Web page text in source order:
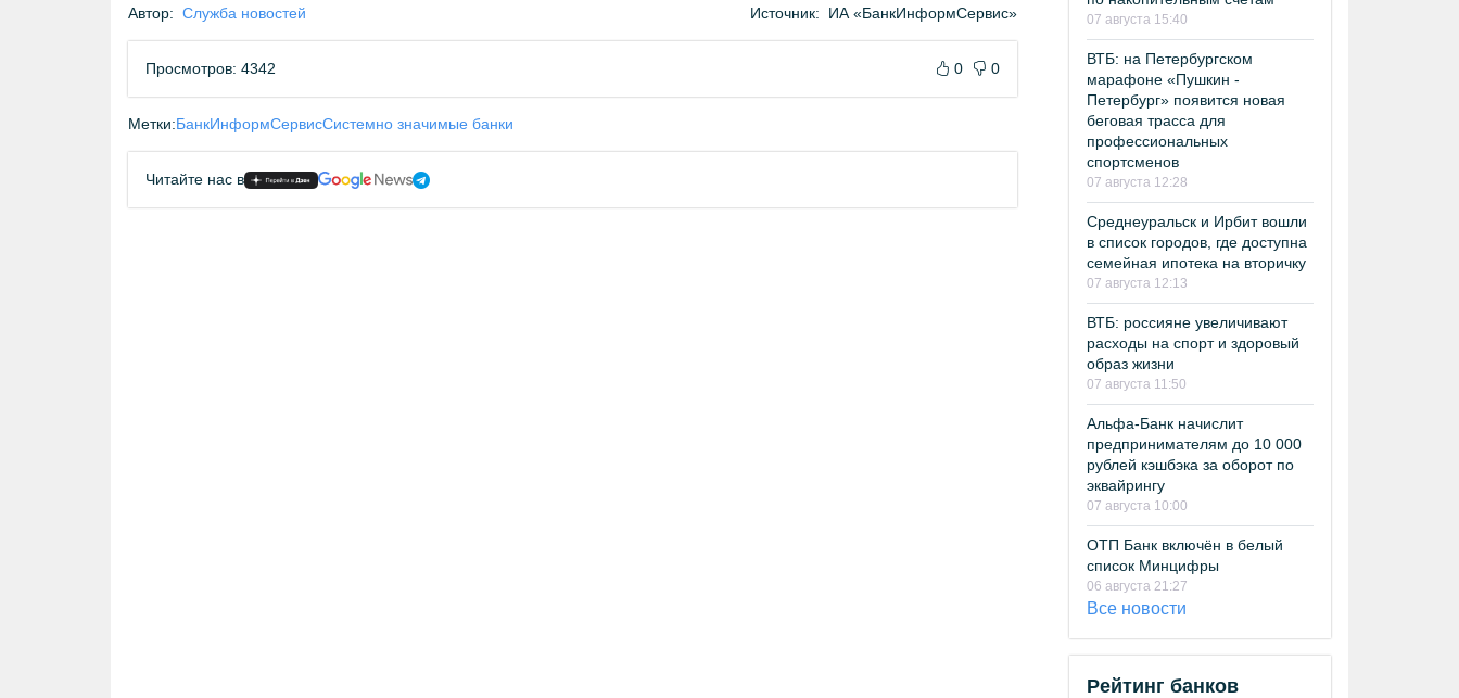
Автор: Служба новостей Источник: ИА «БанкИнформСервис»
Просмотров: 4342 0 0
Метки:БанкИнформСервисСистемно значимые банки
Читайте нас в
07 августа 15:40
ВТБ: на Петербургском
марафоне «Пушкин -
Петербург» появится новая
беговая трасса для
профессиональных
спортсменов
07 августа 12:28
Среднеуральск и Ирбит вошли
в список городов, где доступна
семейная ипотека на вторичку
07 августа 12:13
ВТБ: россияне увеличивают
расходы на спорт и здоровый
образ жизни
07 августа 11:50
Альфа-Банк начислит
предпринимателям до 10 000
рублей кэшбэка за оборот по
эквайрингу
07 августа 10:00
ОТП Банк включён в белый
список Минцифры
06 августа 21:27
Все новости
Рейтинг банков